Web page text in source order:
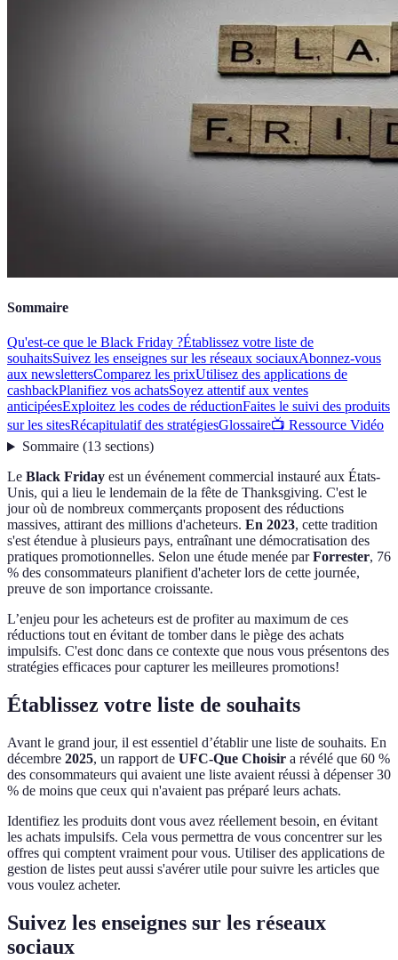
Sommaire
Qu'est-ce que le Black Friday ?Établissez votre liste de
souhaitsSuivez les enseignes sur les réseaux sociauxAbonnez-vous
aux newslettersComparez les prixUtilisez des applications de
cashbackPlanifiez vos achatsSoyez attentif aux ventes
anticipéesExploitez les codes de réductionFaites le suivi des produits
sur les sitesRécapitulatif des stratégiesGlossaire📺 Ressource Vidéo
Sommaire(13 sections)
Le Black Friday est un événement commercial instauré aux États-
Unis, qui a lieu le lendemain de la fête de Thanksgiving. C'est le
jour où de nombreux commerçants proposent des réductions
massives, attirant des millions d'acheteurs. En 2023, cette tradition
s'est étendue à plusieurs pays, entraînant une démocratisation des
pratiques promotionnelles. Selon une étude menée parForrester, 76
% des consommateurs planifient d'acheter lors de cette journée,
preuve de son importance croissante.
L’enjeu pour les acheteurs est de profiter au maximum de ces
réductions tout en évitant de tomber dans le piège des achats
impulsifs. C'est donc dans ce contexte que nous vous présentons des
stratégies efficaces pour capturer les meilleures promotions!
Établissez votre liste de souhaits
Avant le grand jour, il est essentiel d’établir une liste de souhaits. En
décembre 2025, un rapport de UFC-Que Choisir a révélé que 60 %
des consommateurs qui avaient une liste avaient réussi à dépenser 30
% de moins que ceux qui n'avaient pas préparé leurs achats.
Identifiez les produits dont vous avez réellement besoin, en évitant
les achats impulsifs. Cela vous permettra de vous concentrer sur les
offres qui comptent vraiment pour vous. Utiliser des applications de
gestion de listes peut aussi s'avérer utile pour suivre les articles que
vous voulez acheter.
Suivez les enseignes sur les réseaux
sociaux